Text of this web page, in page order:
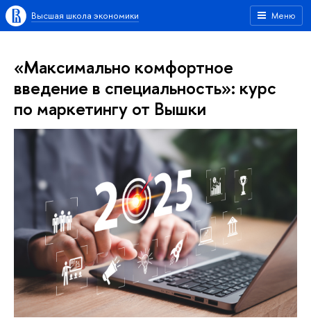
Меню
Высшая школа экономики
«Максимально комфортное
введение в специальность»: курс
по маркетингу от Вышки